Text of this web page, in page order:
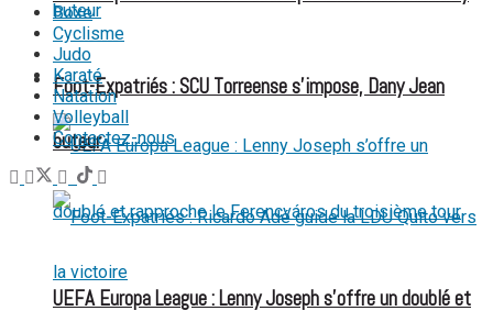
FOOT EXPATRIÉS
UEFA Europa League : Lenny Joseph s’offre un doublé et
Foot-Expatriés : SCU Torreense s’impose, Dany Jean
buteur
Boxe
Cyclisme
Judo
Karaté
Natation
Volleyball
Contactez-nous